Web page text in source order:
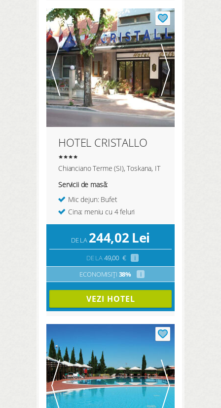
HOTEL CRISTALLO
Chianciano Terme (SI), Toskana, IT
Servicii de masă:
Mic dejun: Bufet
Cina: meniu cu 4 feluri
DE LA 244,02 Lei
DE LA49,00 €
i
ECONOMISIȚI 38% i
VEZI HOTEL